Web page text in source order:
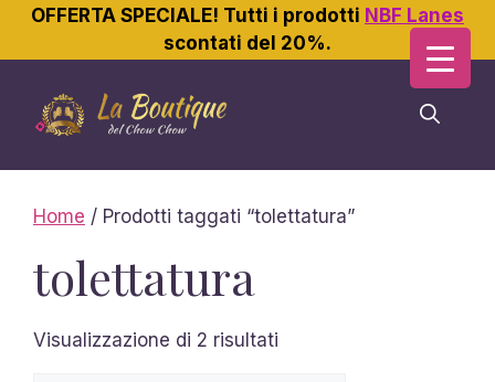
OFFERTA SPECIALE! Tutti i prodotti NBF Lanes
scontati del 20%.
contenuto
Home / Prodotti taggati “tolettatura”
tolettatura
Visualizzazione di 2 risultati